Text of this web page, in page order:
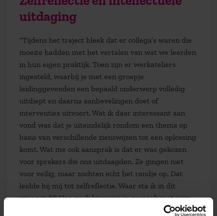
uitdaging
“Tijdens het traject bleek dat er collega’s waren die
moeite hadden met het vertalen van wat we leerden
in hun eigen praktijk. Toen zijn er werkateliers
ingesteld, waarbij je met een groepje
leidinggevenden een bepaald onderwerp volledig
uitdiept en daarna aanbevelingen doet of
interventies uitvoert. Wat ik daar interessant aan
vond was dat je uiteindelijk rondom een thema op
basis van verschillende zienswijzen tot een oplossing
komt. Wat me ook aansprak is dat er was gekozen
voor sprekers die ons uitdaagden. Ze gingen niet
voor veilig, maar zochten echt het randje op. Dat
leidde bij mij tot zelfreflectie. Waar sta ik in dit
vraagstuk? Hoe ga ik hierover in gesprek met mijn
team? Vaak kom je dan terecht in een ongemakkelijk